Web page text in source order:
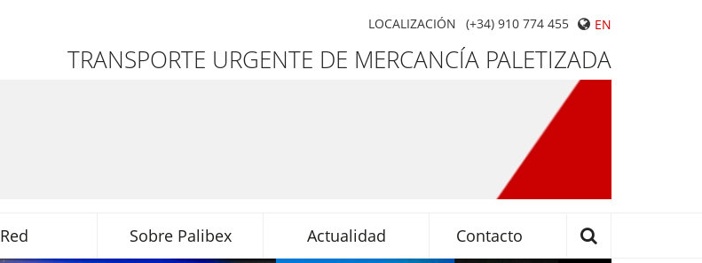
LOCALIZACIÓN (+34) 910 774 455 EN
TRANSPORTE URGENTE DE MERCANCÍA PALETIZADA
Red Sobre Palibex Actualidad Contacto